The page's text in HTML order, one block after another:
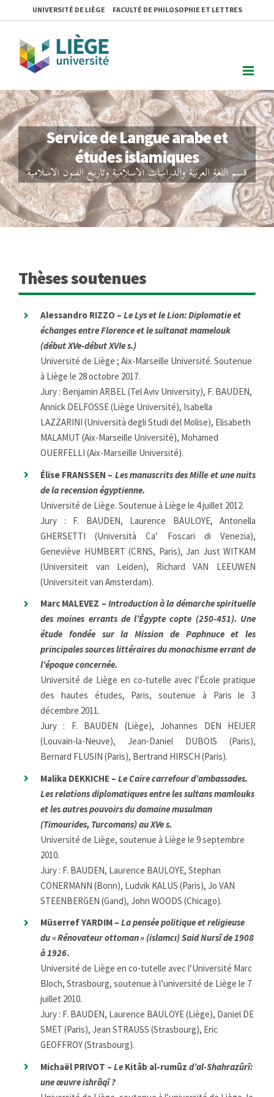
to
UNIVERSITÉ DE LIÈGE FACULTÉ DE PHILOSOPHIE ET LETTRES
Service de Langue arabe et
études islamiques
Thèses soutenues
Alessandro RIZZO – Le Lys et le Lion: Diplomatie et
échanges entre Florence et le sultanat mamelouk
(début XVe-début XVIe s.)
Université de Liège ; Aix-Marseille Université. Soutenue
à Liège le 28 octobre 2017.
Jury : Benjamin ARBEL (Tel Aviv University), F. BAUDEN,
Annick DELFOSSE (Liège Université), Isabella
LAZZARINI (Università degli Studi del Molise), Elisabeth
MALAMUT (Aix-Marseille Université), Mohamed
OUERFELLI (Aix-Marseille Université).
Élise FRANSSEN – Les manuscrits des Mille et une nuits
de la recension égyptienne.
Université de Liège. Soutenue à Liège le 4 juillet 2012.
Jury : F. BAUDEN, Laurence BAULOYE, Antonella
GHERSETTI (Università Ca’ Foscari di Venezia),
Geneviève HUMBERT (CRNS, Paris), Jan Just WITKAM
(Universiteit van Leiden), Richard VAN LEEUWEN
(Universiteit van Amsterdam).
Marc MALEVEZ – Introduction à la démarche spirituelle
des moines errants de l’Égypte copte (250-451). Une
étude fondée sur la Mission de Paphnuce et les
principales sources littéraires du monachisme errant de
l’époque concernée.
Université de Liège en co-tutelle avec l’École pratique
des hautes études, Paris, soutenue à Paris le 3
décembre 2011.
Jury : F. BAUDEN (Liège), Johannes DEN HEIJER
(Louvain-la-Neuve), Jean-Daniel DUBOIS (Paris),
Bernard FLUSIN (Paris), Bertrand HIRSCH (Paris).
Malika DEKKICHE – Le Caire carrefour d’ambassades.
Les relations diplomatiques entre les sultans mamlouks
et les autres pouvoirs du domaine musulman
(Timourides, Turcomans) au XVe s.
Université de Liège, soutenue à Liège le 9 septembre
2010.
Jury : F. BAUDEN, Laurence BAULOYE, Stephan
CONERMANN (Bonn), Ludvik KALUS (Paris), Jo VAN
STEENBERGEN (Gand), John WOODS (Chicago).
Müserref YARDIM – La pensée politique et religieuse
du « Rénovateur ottoman » (islamcı) Said Nursî de 1908
à 1926.
Université de Liège en co-tutelle avec l’Université Marc
Bloch, Strasbourg, soutenue à l’université de Liège le 7
juillet 2010.
Jury : F. BAUDEN, Laurence BAULOYE (Liège), Daniel DE
SMET (Paris), Jean STRAUSS (Strasbourg), Eric
GEOFFROY (Strasbourg).
Michaël PRIVOT – Le Kitâb al-rumûz d’al-Shahrazûrî:
une œuvre ishrâqî ?